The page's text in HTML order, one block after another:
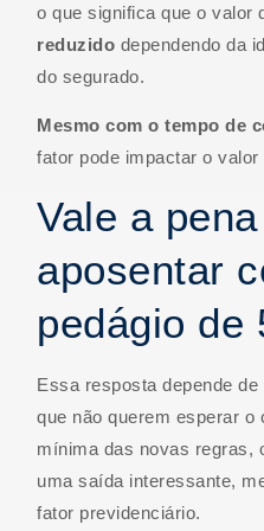
o que significa que o valor
reduzido dependendo da
do segurado.
Mesmo com o tempo de
fator pode impactar o valor
Vale a
aposentar
pedágio de
Essa resposta depende
que não querem esperar o
mínima das novas regras,
uma saída interessante,
fator previdenciário.